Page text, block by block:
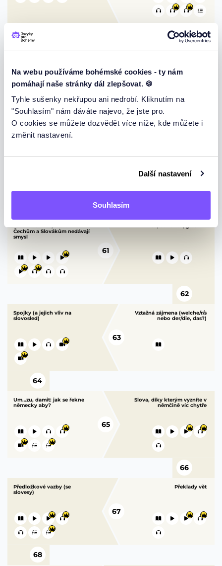
Na webu používáme bohémské cookies - ty nám
pomáhají naše stránky dál zlepšovat. 🍪
Tyhle sušenky nekřupou ani nedrobí. Kliknutím na
"Souhlasím" nám dáváte najevo, že jste pro.
O cookies se můžete dozvědět více níže, kde můžete i
změnit nastavení.
Další nastavení
Souhlasím
Préteritum (minulý čas)
57
Wenn nebo als?
58
Skloňování přídavných jmen
Čechům a Slovákům nedávají
smysl
61
62
Spojky (a jejich vliv na
slovosled)
64
Vztažná zájmena (welche/r/s
nebo der/die, das?)
63
Um…zu, damit: jak se řekne
německy aby?
65
Slova, díky kterým vyzníte v
němčině víc chytře
66
Předložkové vazby (se
slovesy)
68
Překlady vět
67